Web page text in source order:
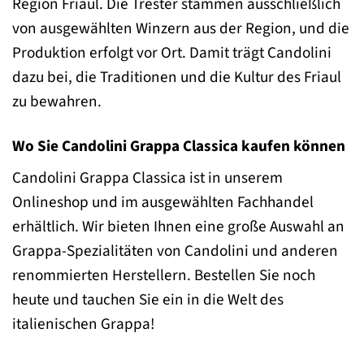
von ausgewählten Winzern aus der Region, und die
Produktion erfolgt vor Ort. Damit trägt Candolini
dazu bei, die Traditionen und die Kultur des Friaul
zu bewahren.
Wo Sie Candolini Grappa Classica kaufen können
Candolini Grappa Classica ist in unserem
Onlineshop und im ausgewählten Fachhandel
erhältlich. Wir bieten Ihnen eine große Auswahl an
Grappa-Spezialitäten von Candolini und anderen
renommierten Herstellern. Bestellen Sie noch
heute und tauchen Sie ein in die Welt des
italienischen Grappa!